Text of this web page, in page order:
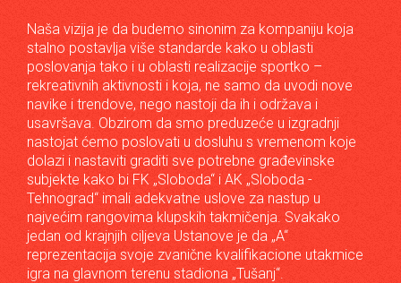
Naša vizija je da budemo sinonim za kompaniju koja
stalno postavlja više standarde kako u oblasti
poslovanja tako i u oblasti realizacije sportko –
rekreativnih aktivnosti i koja, ne samo da uvodi nove
navike i trendove, nego nastoji da ih i održava i
usavršava. Obzirom da smo preduzeće u izgradnji
nastojat ćemo poslovati u dosluhu s vremenom koje
dolazi i nastaviti graditi sve potrebne građevinske
subjekte kako bi FK „Sloboda“ i AK „Sloboda -
Tehnograd“ imali adekvatne uslove za nastup u
najvećim rangovima klupskih takmičenja. Svakako
jedan od krajnjih ciljeva Ustanove je da „A“
reprezentacija svoje zvanične kvalifikacione utakmice
igra na glavnom terenu stadiona „Tušanj“.